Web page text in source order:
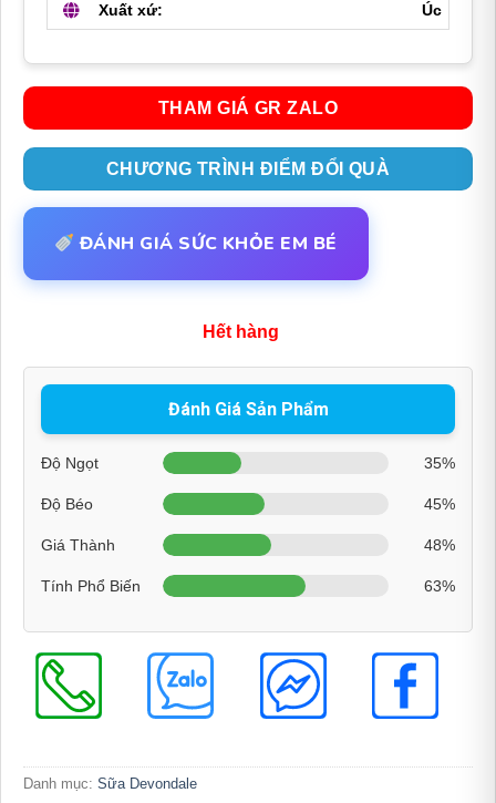
Xuất xứ: Úc
THAM GIÁ GR ZALO
CHƯƠNG TRÌNH ĐIỂM ĐỔI QUÀ
ĐÁNH GIÁ SỨC KHỎE EM BÉ
Hết hàng
Đánh Giá Sản Phẩm
Độ Ngọt 35%
Độ Béo 45%
Giá Thành 48%
Tính Phổ Biến 63%
Danh mục: Sữa Devondale